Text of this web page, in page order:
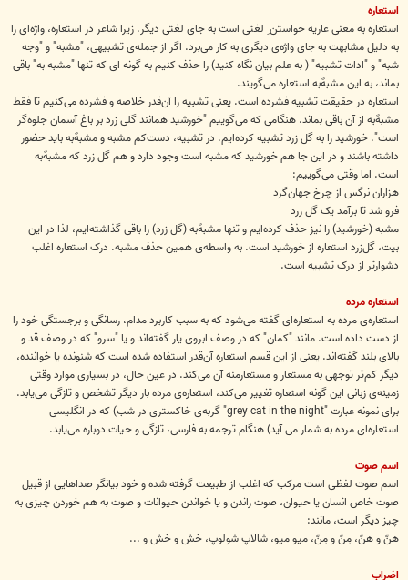
استعاره
استعاره به معنی عاریه خواستن ِ لغتی است به جای لغتی دیگر. زیرا شاعر در استعاره، واژه‌ای را
به دلیل مشابهت به جای واژه‌ی دیگری به کار می‌برد. اگر از جمله‌ی تشبیهی، "مشبه" و "وجه
شبه" و "ادات تشبیه" ( به علم بیان نگاه کنید) را حذف کنیم به گونه ای که تنها "مشبه به" باقی
بماند، به این مشبهٌ‌به استعاره می‌گویند.
استعاره در حقیقت تشبیه فشرده است. یعنی تشبیه را آن‌قدر خلاصه و فشرده می‌کنیم تا فقط
مشبه‌ٌبه از آن باقی بماند. هنگامی که می‌گوییم "خورشید همانند گلی زرد بر باغ آسمان جلوه‌گر
است". خورشید را به گل زرد تشبیه کرده‌ایم. در تشبیه، دست‌کم مشبه و مشبهٌ‌به باید حضور
داشته باشند و در این جا هم خورشید که مشبه‌ است وجود دارد و هم گل زرد که مشبه‌ٌ‌به
است. اما وقتی می‌گوییم:
هزاران نرگس از چرخ جهان‌گرد
فرو شد تا برآمد یک گل زرد
مشبه (خورشید) را نیز حذف کرده‌ایم و تنها مشبهٌ‌به (گل زرد) را باقی گذاشته‌ایم، لذا در این
بیت، گل‌زرد استعاره از خورشید است. به واسطه‌ی همین حذف مشبه. درک استعاره اغلب
دشوارتر از درک تشبیه است.
استعاره مرده
استعاره‌ی مرده به استعاره‌ای گفته می‌شود که به سبب کاربرد مدام، رسانگی و برجستگی خود را
از دست داده است. مانند "کمان" که در وصف ابروی یار گفته‌اند و یا "سرو" که در وصف قد و
بالای بلند گفته‌اند. یعنی از این قسم استعاره آن‌قدر استفاده شده است که شنونده یا خواننده،
دیگر کم‌تر توجهی به مستعار و مستعارمنه آن می‌کند. در عین حال، در بسیاری موارد وقتی
زمینه‌ی زبانی این گونه استعاره‌ تغییر می‌کند، استعاره‌ی مرده بار دیگر تشخص و تازگی می‌یابد.
برای نمونه عبارت "grey cat in the night" گربه‌ی خاکستری در شب) که در انگلیسی
استعاره‌ای مرده به شمار می آید) هنگام ترجمه به فارسی، تازگی و حیات دوباره می‌یابد.
اسم صوت
اسم صوت لفظی است مرکب که اغلب از طبیعت گرفته شده و خود بیانگر صداهایی از قبیل
صوت خاص انسان یا حیوان، صوت راندن و یا خواندن حیوانات و صوت به هم خوردن چیزی به
چیز دیگر است، مانند:
هنّ و هنّ، مِنّ و مِنّ، میو میو، شالاپ شولوپ، خش و خش و ...
اضراب